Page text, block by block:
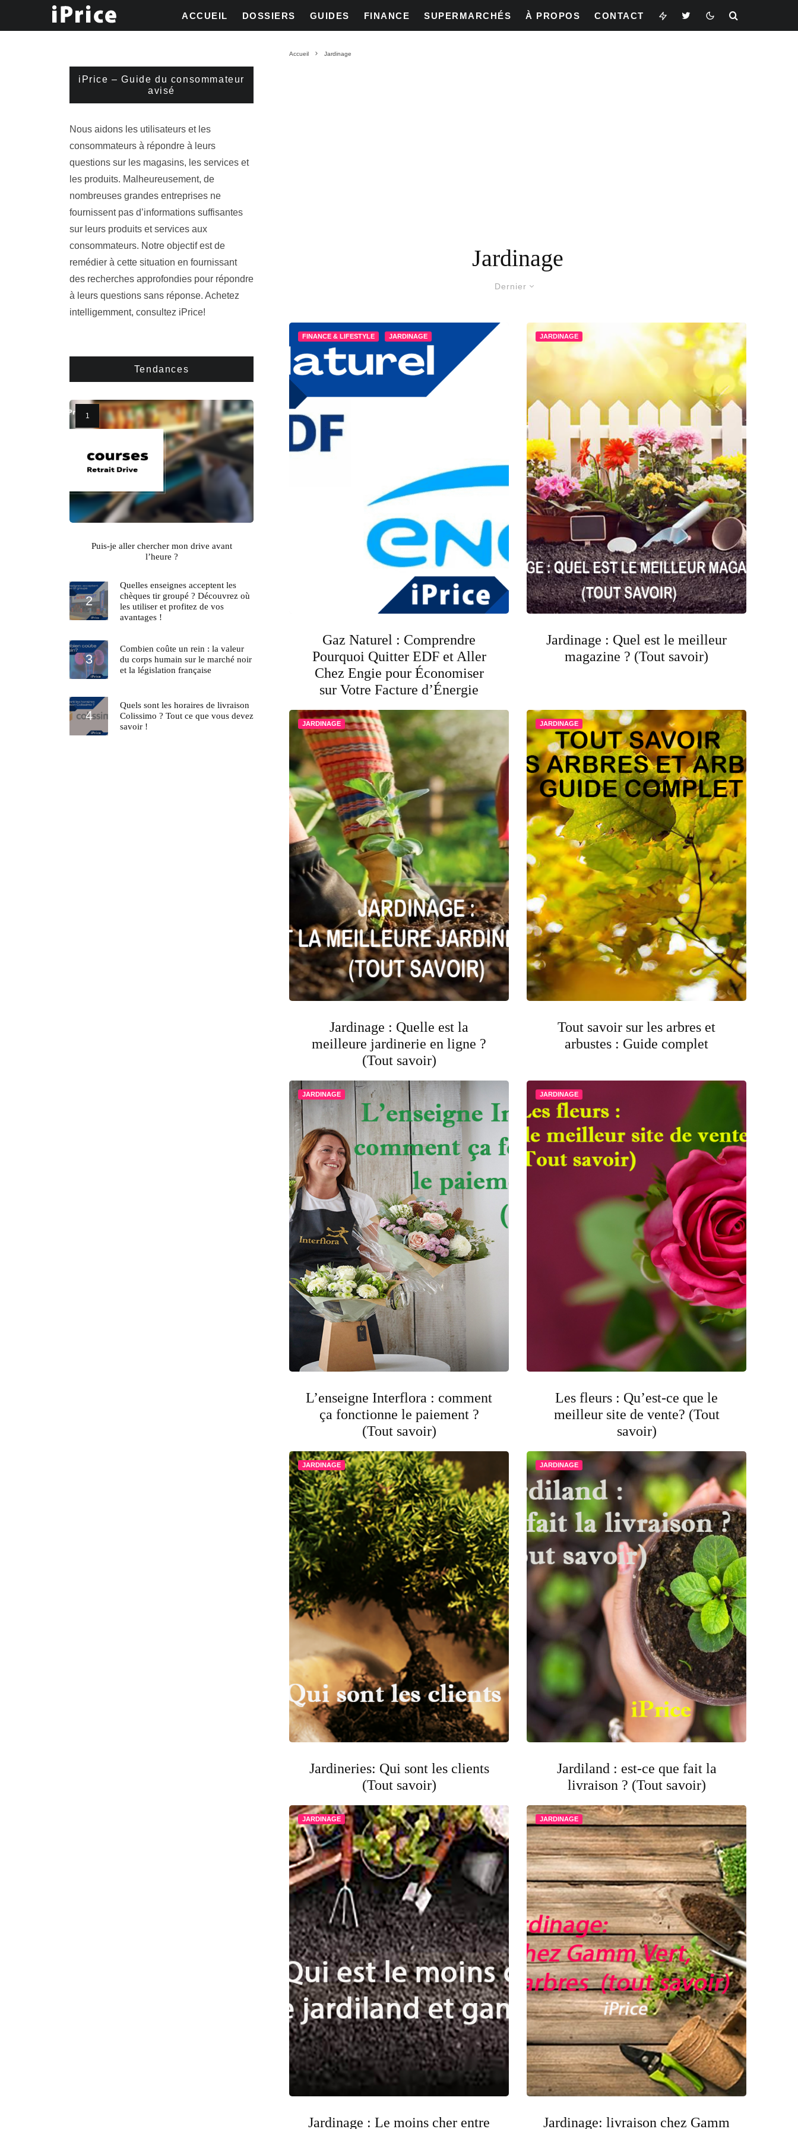
ACCUEIL DOSSIERS GUIDES FINANCE SUPERMARCHÉS À PROPOS CONTACT
Accueil Jardinage
Jardinage
Dernier
FINANCE & LIFESTYLE JARDINAGE
Gaz Naturel : Comprendre
Pourquoi Quitter EDF et Aller
Chez Engie pour Économiser
sur Votre Facture d’Énergie
JARDINAGE
Jardinage : Quel est le meilleur
magazine ? (Tout savoir)
JARDINAGE
Jardinage : Quelle est la
meilleure jardinerie en ligne ?
(Tout savoir)
JARDINAGE
Tout savoir sur les arbres et
arbustes : Guide complet
JARDINAGE
L’enseigne Interflora : comment
ça fonctionne le paiement ?
(Tout savoir)
JARDINAGE
Les fleurs : Qu’est-ce que le
meilleur site de vente? (Tout
savoir)
JARDINAGE
Jardineries: Qui sont les clients
(Tout savoir)
JARDINAGE
Jardiland : est-ce que fait la
livraison ? (Tout savoir)
JARDINAGE
Jardinage : Le moins cher entre
JARDINAGE
Jardinage: livraison chez Gamm
iPrice – Guide du consommateur
avisé
Nous aidons les utilisateurs et les
consommateurs à répondre à leurs
questions sur les magasins, les services et
les produits. Malheureusement, de
nombreuses grandes entreprises ne
fournissent pas d’informations suffisantes
sur leurs produits et services aux
consommateurs. Notre objectif est de
remédier à cette situation en fournissant
des recherches approfondies pour répondre
à leurs questions sans réponse. Achetez
intelligemment, consultez iPrice!
Tendances
Puis-je aller chercher mon drive avant
l’heure ?
Quelles enseignes acceptent les
chèques tir groupé ? Découvrez où
les utiliser et profitez de vos
avantages !
Combien coûte un rein : la valeur
du corps humain sur le marché noir
et la législation française
Quels sont les horaires de livraison
Colissimo ? Tout ce que vous devez
savoir !